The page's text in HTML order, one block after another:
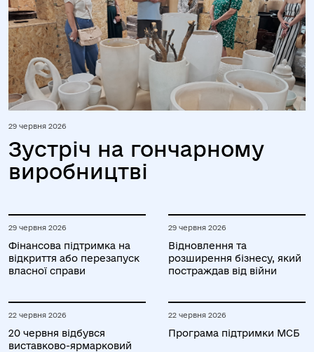
29 червня 2026
Зустріч на гончарному
виробництві
29 червня 2026
Фінансова підтримка на
відкриття або перезапуск
власної справи
29 червня 2026
Відновлення та
розширення бізнесу, який
постраждав від війни
22 червня 2026
20 червня відбувся
виставково-ярмарковий
22 червня 2026
Програма підтримки МСБ